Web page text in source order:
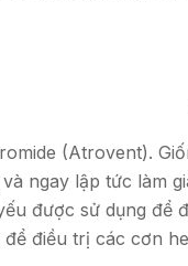
(Atrovent).
ngay lập tức làm
được sử dụng để
điều trị các cơn